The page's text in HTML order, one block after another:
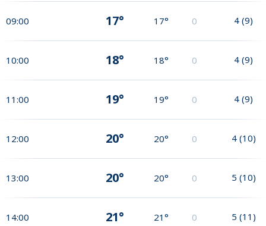
09:00 17° 17° 0 4 (9)
10:00 18° 18° 0 4 (9)
11:00 19° 19° 0 4 (9)
12:00 20° 20° 0 4 (10)
13:00 20° 20° 0 5 (10)
14:00 21° 21° 0 5 (11)